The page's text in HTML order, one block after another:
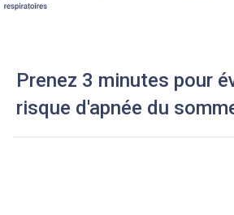
Prenez 3 minutes pour
risque d'apnée du